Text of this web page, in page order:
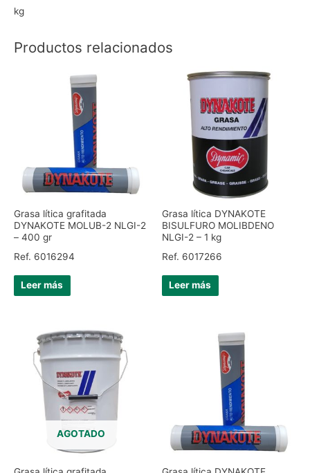
kg
Productos relacionados
Grasa lítica grafitada
DYNAKOTE MOLUB-2 NLGI-2
– 400 gr
Ref. 6016294
Leer más
Grasa lítica DYNAKOTE
BISULFURO MOLIBDENO
NLGI-2 – 1 kg
Ref. 6017266
Leer más
AGOTADO